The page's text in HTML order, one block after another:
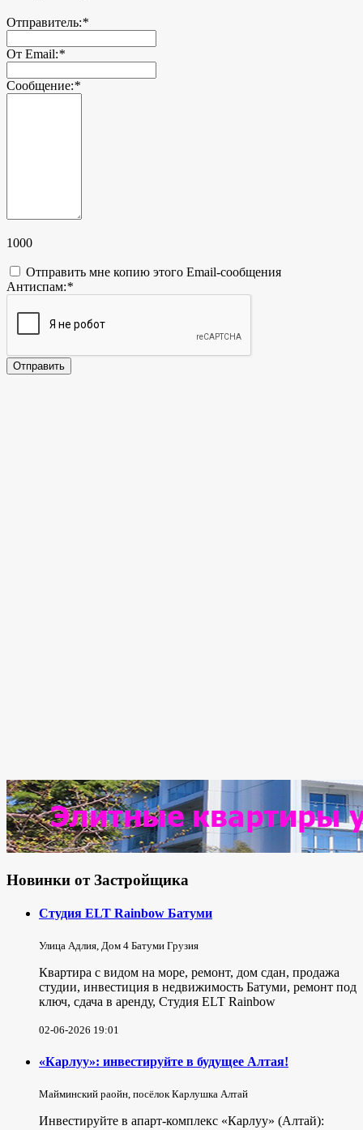
Отправитель:*
От Email:*
Сообщение:*
1000
Отправить мне копию этого Email-сообщения
Антиспам:*
Отправить
Новинки от Застройщика
Студия ELT Rainbow Батуми
Улица Адлия, Дом 4 Батуми Грузия
Квартира с видом на море, ремонт, дом сдан, продажа
студии, инвестиция в недвижимость Батуми, ремонт под
ключ, сдача в аренду, Студия ELT Rainbow
02-06-2026 19:01
«Карлуу»: инвестируйте в будущее Алтая!
Майминский раойн, посёлок Карлушка Алтай
Инвестируйте в апарт-комплекс «Карлуу» (Алтай):